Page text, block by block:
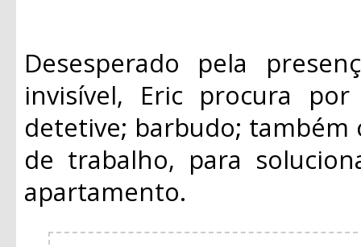
Desesperado pela
invisível, Eric procura
detetive; barbudo;
de trabalho, para
apartamento.